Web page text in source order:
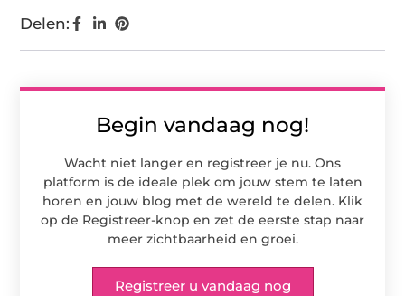
Begin vandaag nog!
Wacht niet langer en registreer je nu. Ons
platform is de ideale plek om jouw stem te laten
horen en jouw blog met de wereld te delen. Klik
op de Registreer-knop en zet de eerste stap naar
meer zichtbaarheid en groei.
Registreer u vandaag nog
Delen: